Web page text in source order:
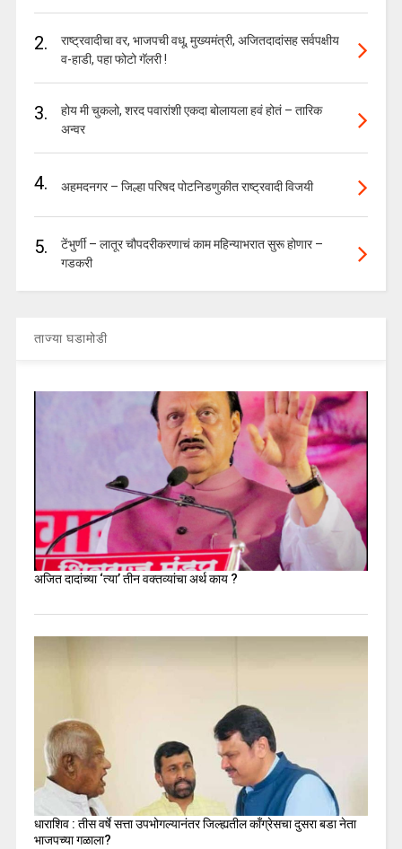
2.
राष्ट्रवादीचा वर, भाजपची वधू, मुख्यमंत्री, अजितदादांसह सर्वपक्षीय
व-हाडी, पहा फोटो गॅलरी !
3.
होय मी चुकलो, शरद पवारांशी एकदा बोलायला हवं होतं – तारिक
अन्वर
4. अहमदनगर – जिल्हा परिषद पोटनिडणुकीत राष्ट्रवादी विजयी
5.
टेंभुर्णी – लातूर चौपदरीकरणाचं काम महिन्याभरात सुरू होणार –
गडकरी
ताज्या घडामोडी
अजित दादांच्या ‘त्या’ तीन वक्तव्यांचा अर्थ काय ?
धाराशिव : तीस वर्षे सत्ता उपभोगल्यानंतर जिल्ह्यतील कॉंग्रेसचा दुसरा बडा नेता
भाजपच्या गळाला?